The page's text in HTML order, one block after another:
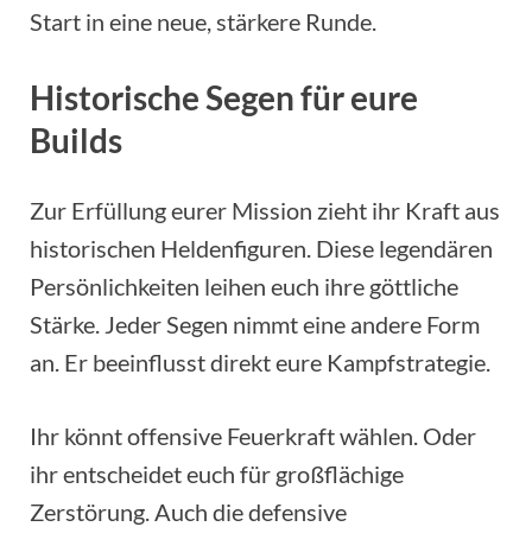
Start in eine neue, stärkere Runde.
Historische Segen für eure
Builds
Zur Erfüllung eurer Mission zieht ihr Kraft aus
historischen Heldenfiguren. Diese legendären
Persönlichkeiten leihen euch ihre göttliche
Stärke. Jeder Segen nimmt eine andere Form
an. Er beeinflusst direkt eure Kampfstrategie.
Ihr könnt offensive Feuerkraft wählen. Oder
ihr entscheidet euch für großflächige
Zerstörung. Auch die defensive